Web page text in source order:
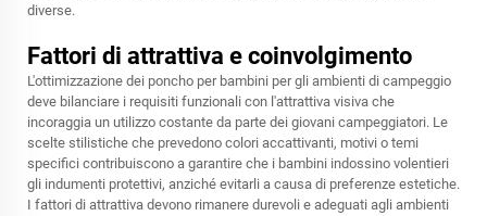
diverse.
Fattori di attrattiva e coinvolgimento
L'ottimizzazione dei poncho per bambini per gli ambienti di campeggio
deve bilanciare i requisiti funzionali con l'attrattiva visiva che
incoraggia un utilizzo costante da parte dei giovani campeggiatori. Le
scelte stilistiche che prevedono colori accattivanti, motivi o temi
specifici contribuiscono a garantire che i bambini indossino volentieri
gli indumenti protettivi, anziché evitarli a causa di preferenze estetiche.
I fattori di attrattiva devono rimanere durevoli e adeguati agli ambienti